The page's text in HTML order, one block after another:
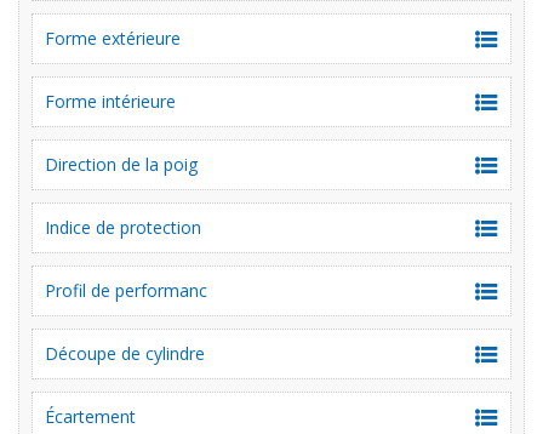
Forme extérieure
Forme intérieure
Direction de la poig
Indice de protection
Profil de performanc
Découpe de cylindre
Écartement